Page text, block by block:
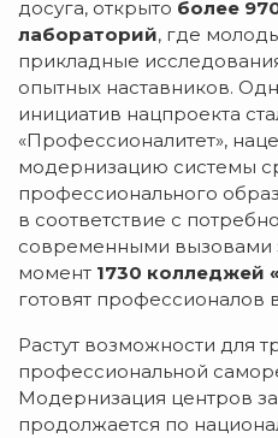
досуга, открыто более
лабораторий, где
прикладные
опытных наставников.
инициатив нацпроекта
«Профессионалитет»,
модернизацию системы
профессионального
в соответствие с
современными вызовами
момент 1730 колледжей
готовят профессионалов
Растут возможности для
профессиональной
Модернизация центров
продолжается по